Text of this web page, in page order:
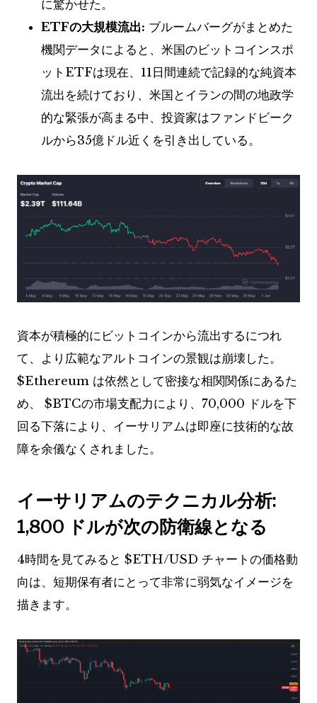
に驚かせた。
ETFの大規模流出: ブルームバーグがまとめた
機関データによると、米国のビットコインスポ
ットETFは現在、11日間連続で記録的な純資本
流出を続けており、米国とイランの間の地政学
的な緊張が高まる中、投資家はファンドビーク
ルから35億ドル近くを引き出している。
資本が積極的にビットコインから流出するにつれ
て、より広範なアルトコインの景観は崩壊した。
$Ethereum は依然として密接な相関関係にあるた
め、 $BTCの市場支配力により、70,000 ドルを下
回る下落により、イーサリアムは即座に技術的な故
障を余儀なくされました。
イーサリアムのテクニカル分析:
1,800 ドルが次の防衛線となる
4時間を見てみると $ETH/USD チャートの価格動
向は、短期保有者にとって非常に弱気なイメージを
描きます。